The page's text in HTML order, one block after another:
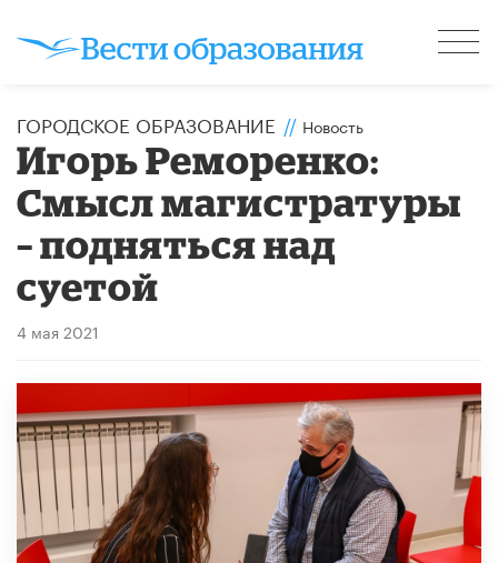
ГОРОДСКОЕ ОБРАЗОВАНИЕ // Новость
​Игорь Реморенко:
Смысл магистратуры
– подняться над
суетой
4 мая 2021